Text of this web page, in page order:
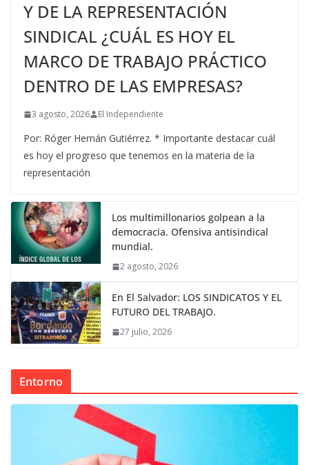
Y DE LA REPRESENTACIÓN
SINDICAL ¿CUÁL ES HOY EL
MARCO DE TRABAJO PRÁCTICO
DENTRO DE LAS EMPRESAS?
3 agosto, 2026 El Independiente
Por: Róger Hernán Gutiérrez. * Importante destacar cuál
es hoy el progreso que tenemos en la materia de la
representación
Los multimillonarios golpean a la
democracia. Ofensiva antisindical
mundial.
2 agosto, 2026
En El Salvador: LOS SINDICATOS Y EL
FUTURO DEL TRABAJO.
27 julio, 2026
Entorno